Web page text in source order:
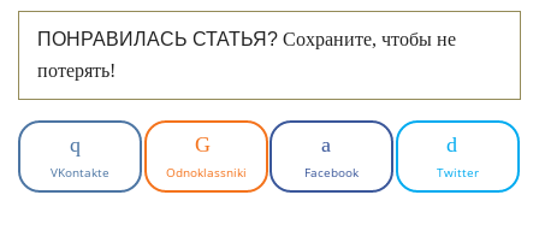
ПОНРАВИЛАСЬ СТАТЬЯ? Сохраните, чтобы не
потерять!
VKontakte Odnoklassniki Facebook Twitter